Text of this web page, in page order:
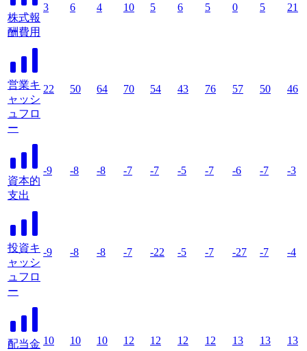
株式報
酬費用
3 6 4 10 5 6 5 0 5 21
営業キ
ャッシ
ュフロ
ー
22 50 64 70 54 43 76 57 50 46
資本的
支出
-9 -8 -8 -7 -7 -5 -7 -6 -7 -3
投資キ
ャッシ
ュフロ
ー
-9 -8 -8 -7 -22 -5 -7 -27 -7 -4
配当金 10 10 10 12 12 12 12 13 13 13